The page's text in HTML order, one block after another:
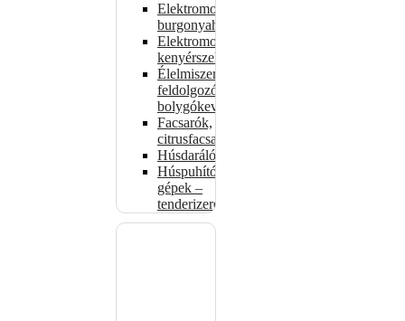
Elektromos
burgonyahámozók
Elektromos
kenyérszeletelők
Élelmiszer-
feldolgozók –
bolygókeverők
Facsarók,
citrusfacsarók
Húsdarálók
Húspuhító
gépek –
tenderizerek